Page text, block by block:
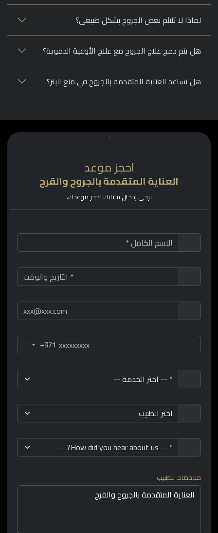
لماذا لا تلتئم بعض الجروح بشكل طبيعي؟
هل يتم دمج علاج الجروح مع علاج الأوعية الدموية؟
هل تساعد العناية المتقدمة بالجروح في منع البتر؟
احجز موعد
العناية المتقدمة بالجروح والقرح
يرجى إدخال بياناتك لحجز موعدك.
+971
ملاحظات للطبيب